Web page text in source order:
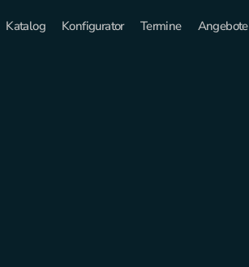
Katalog Konfigurator Termine Angebote